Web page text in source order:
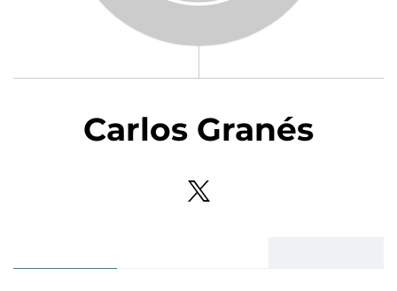
Carlos Granés